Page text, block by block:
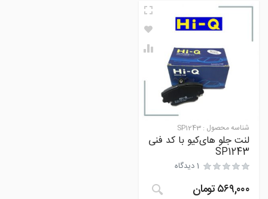
شناسه محصول : SP1243
لنت جلو های‌کیو با کد فنی
SP1243
مشتری
1 دیدگاه
۵۶۹,۰۰۰تومان